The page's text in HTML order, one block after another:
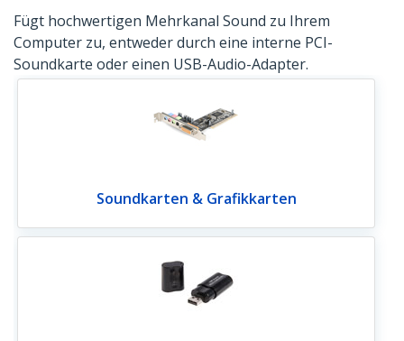
Fügt hochwertigen Mehrkanal Sound zu Ihrem
Computer zu, entweder durch eine interne PCI-
Soundkarte oder einen USB-Audio-Adapter.
Soundkarten & Grafikkarten